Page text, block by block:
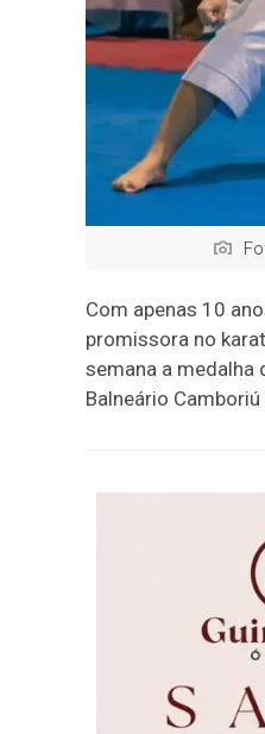
Com apenas 10
promissora no
semana a medalha
Balneário Camboriú